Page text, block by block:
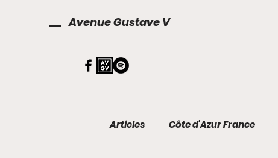
Avenue Gustave V
Articles Côte d'Azur France